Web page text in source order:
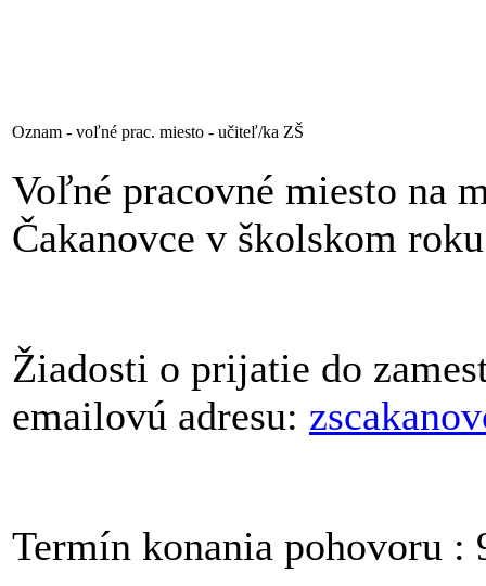
Oznam - voľné prac. miesto - učiteľ/ka ZŠ
Voľné pracovné miesto na
Čakanovce v školskom
Žiadosti o prijatie do
emailovú adresu:
Termín konania pohovoru :